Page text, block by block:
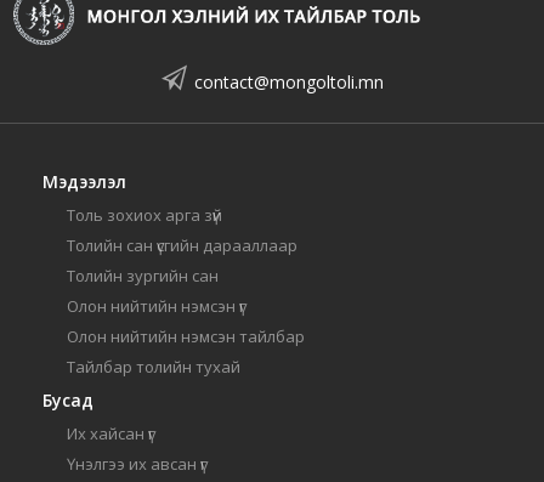
contact@mongoltoli.mn
Мэдээлэл
Толь зохиох арга зүй
Толийн сан үсгийн дарааллаар
Толийн зургийн сан
Олон нийтийн нэмсэн үг
Олон нийтийн нэмсэн тайлбар
Тайлбар толийн тухай
Бусад
Их хайсан үг
Үнэлгээ их авсан үг